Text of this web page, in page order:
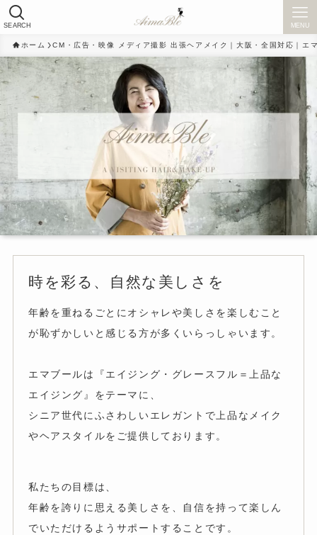
SEARCH MENU
ホーム CM・広告・映像 メディア撮影 出張ヘアメイク｜大阪・全国対応｜エ
時を彩る、自然な美しさを
年齢を重ねるごとにオシャレや美しさを楽しむこと
が恥ずかしいと感じる方が多くいらっしゃいます。
エマブールは『エイジング・グレースフル＝上品な
エイジング』をテーマに、
シニア世代にふさわしいエレガントで上品なメイク
やヘアスタイルをご提供しております。
私たちの目標は、
年齢を誇りに思える美しさを、自信を持って楽しん
でいただけるようサポートすることです。